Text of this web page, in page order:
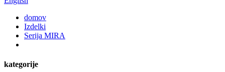
domov
Izdelki
Serija MIRA
kategorije